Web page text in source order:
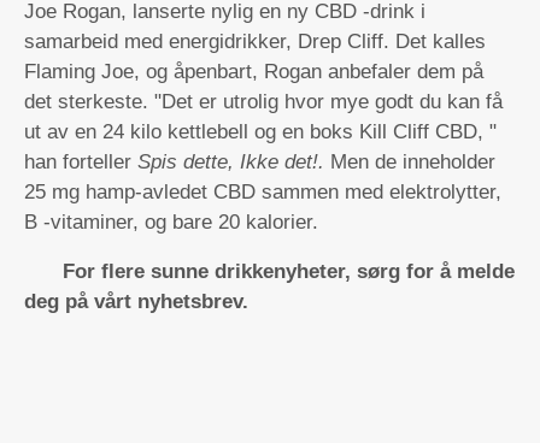
Joe Rogan, lanserte nylig en ny CBD -drink i
samarbeid med energidrikker, Drep Cliff. Det kalles
Flaming Joe, og åpenbart, Rogan anbefaler dem på
det sterkeste. "Det er utrolig hvor mye godt du kan få
ut av en 24 kilo kettlebell og en boks Kill Cliff CBD, "
han forteller Spis dette, Ikke det!. Men de inneholder
25 mg hamp-avledet CBD sammen med elektrolytter,
B -vitaminer, og bare 20 kalorier.
For flere sunne drikkenyheter, sørg for å melde
deg på vårt nyhetsbrev.